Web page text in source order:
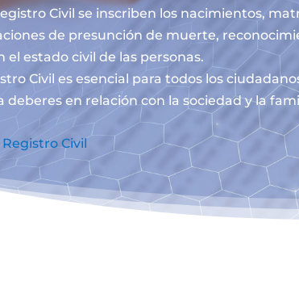
Civil se inscriben los nacimientos,
de presunción de muerte,
el estado civil de las personas.
Civil es esencial para todos los
deberes en relación con la sociedad y la
Registro Civil